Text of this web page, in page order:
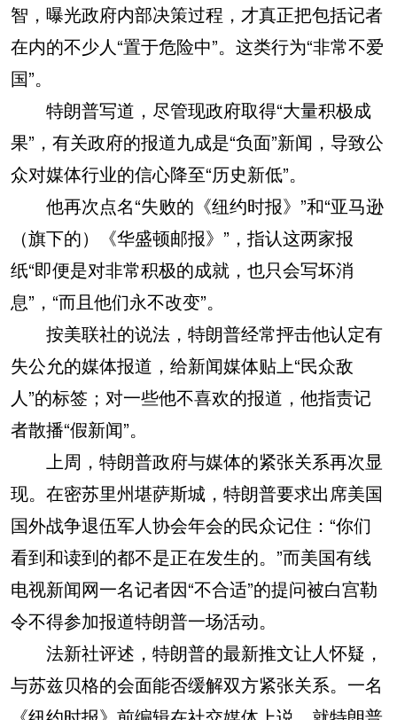
智，曝光政府内部决策过程，才真正把包括记者
在内的不少人“置于危险中”。这类行为“非常不爱
国”。
特朗普写道，尽管现政府取得“大量积极成
果”，有关政府的报道九成是“负面”新闻，导致公
众对媒体行业的信心降至“历史新低”。
他再次点名“失败的《纽约时报》”和“亚马逊
（旗下的）《华盛顿邮报》”，指认这两家报
纸“即便是对非常积极的成就，也只会写坏消
息”，“而且他们永不改变”。
按美联社的说法，特朗普经常抨击他认定有
失公允的媒体报道，给新闻媒体贴上“民众敌
人”的标签；对一些他不喜欢的报道，他指责记
者散播“假新闻”。
上周，特朗普政府与媒体的紧张关系再次显
现。在密苏里州堪萨斯城，特朗普要求出席美国
国外战争退伍军人协会年会的民众记住：“你们
看到和读到的都不是正在发生的。”而美国有线
电视新闻网一名记者因“不合适”的提问被白宫勒
令不得参加报道特朗普一场活动。
法新社评述，特朗普的最新推文让人怀疑，
与苏兹贝格的会面能否缓解双方紧张关系。一名